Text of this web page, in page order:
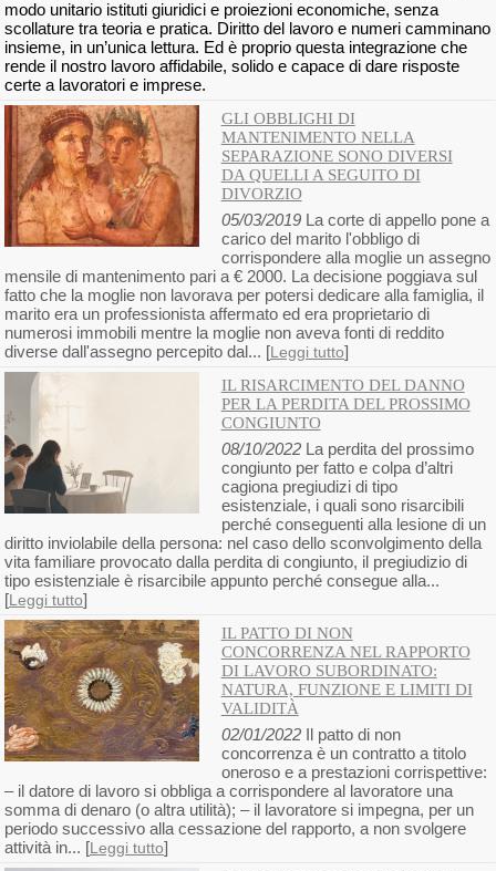
modo unitario istituti giuridici e proiezioni economiche, senza
scollature tra teoria e pratica. Diritto del lavoro e numeri camminano
insieme, in un’unica lettura. Ed è proprio questa integrazione che
rende il nostro lavoro affidabile, solido e capace di dare risposte
certe a lavoratori e imprese.
GLI OBBLIGHI DI
MANTENIMENTO NELLA
SEPARAZIONE SONO DIVERSI
DA QUELLI A SEGUITO DI
DIVORZIO
05/03/2019La corte di appello pone a
carico del marito l'obbligo di
corrispondere alla moglie un assegno
mensile di mantenimento pari a € 2000. La decisione poggiava sul
fatto che la moglie non lavorava per potersi dedicare alla famiglia, il
marito era un professionista affermato ed era proprietario di
numerosi immobili mentre la moglie non aveva fonti di reddito
diverse dall'assegno percepito dal... [Leggi tutto]
IL RISARCIMENTO DEL DANNO
PER LA PERDITA DEL PROSSIMO
CONGIUNTO
08/10/2022La perdita del prossimo
congiunto per fatto e colpa d’altri
cagiona pregiudizi di tipo
esistenziale, i quali sono risarcibili
perché conseguenti alla lesione di un
diritto inviolabile della persona: nel caso dello sconvolgimento della
vita familiare provocato dalla perdita di congiunto, il pregiudizio di
tipo esistenziale è risarcibile appunto perché consegue alla...
[Leggi tutto]
IL PATTO DI NON
CONCORRENZA NEL RAPPORTO
DI LAVORO SUBORDINATO:
NATURA, FUNZIONE E LIMITI DI
VALIDITÀ
02/01/2022Il patto di non
concorrenza è un contratto a titolo
oneroso e a prestazioni corrispettive:
– il datore di lavoro si obbliga a corrispondere al lavoratore una
somma di denaro (o altra utilità); – il lavoratore si impegna, per un
periodo successivo alla cessazione del rapporto, a non svolgere
attività in... [Leggi tutto]